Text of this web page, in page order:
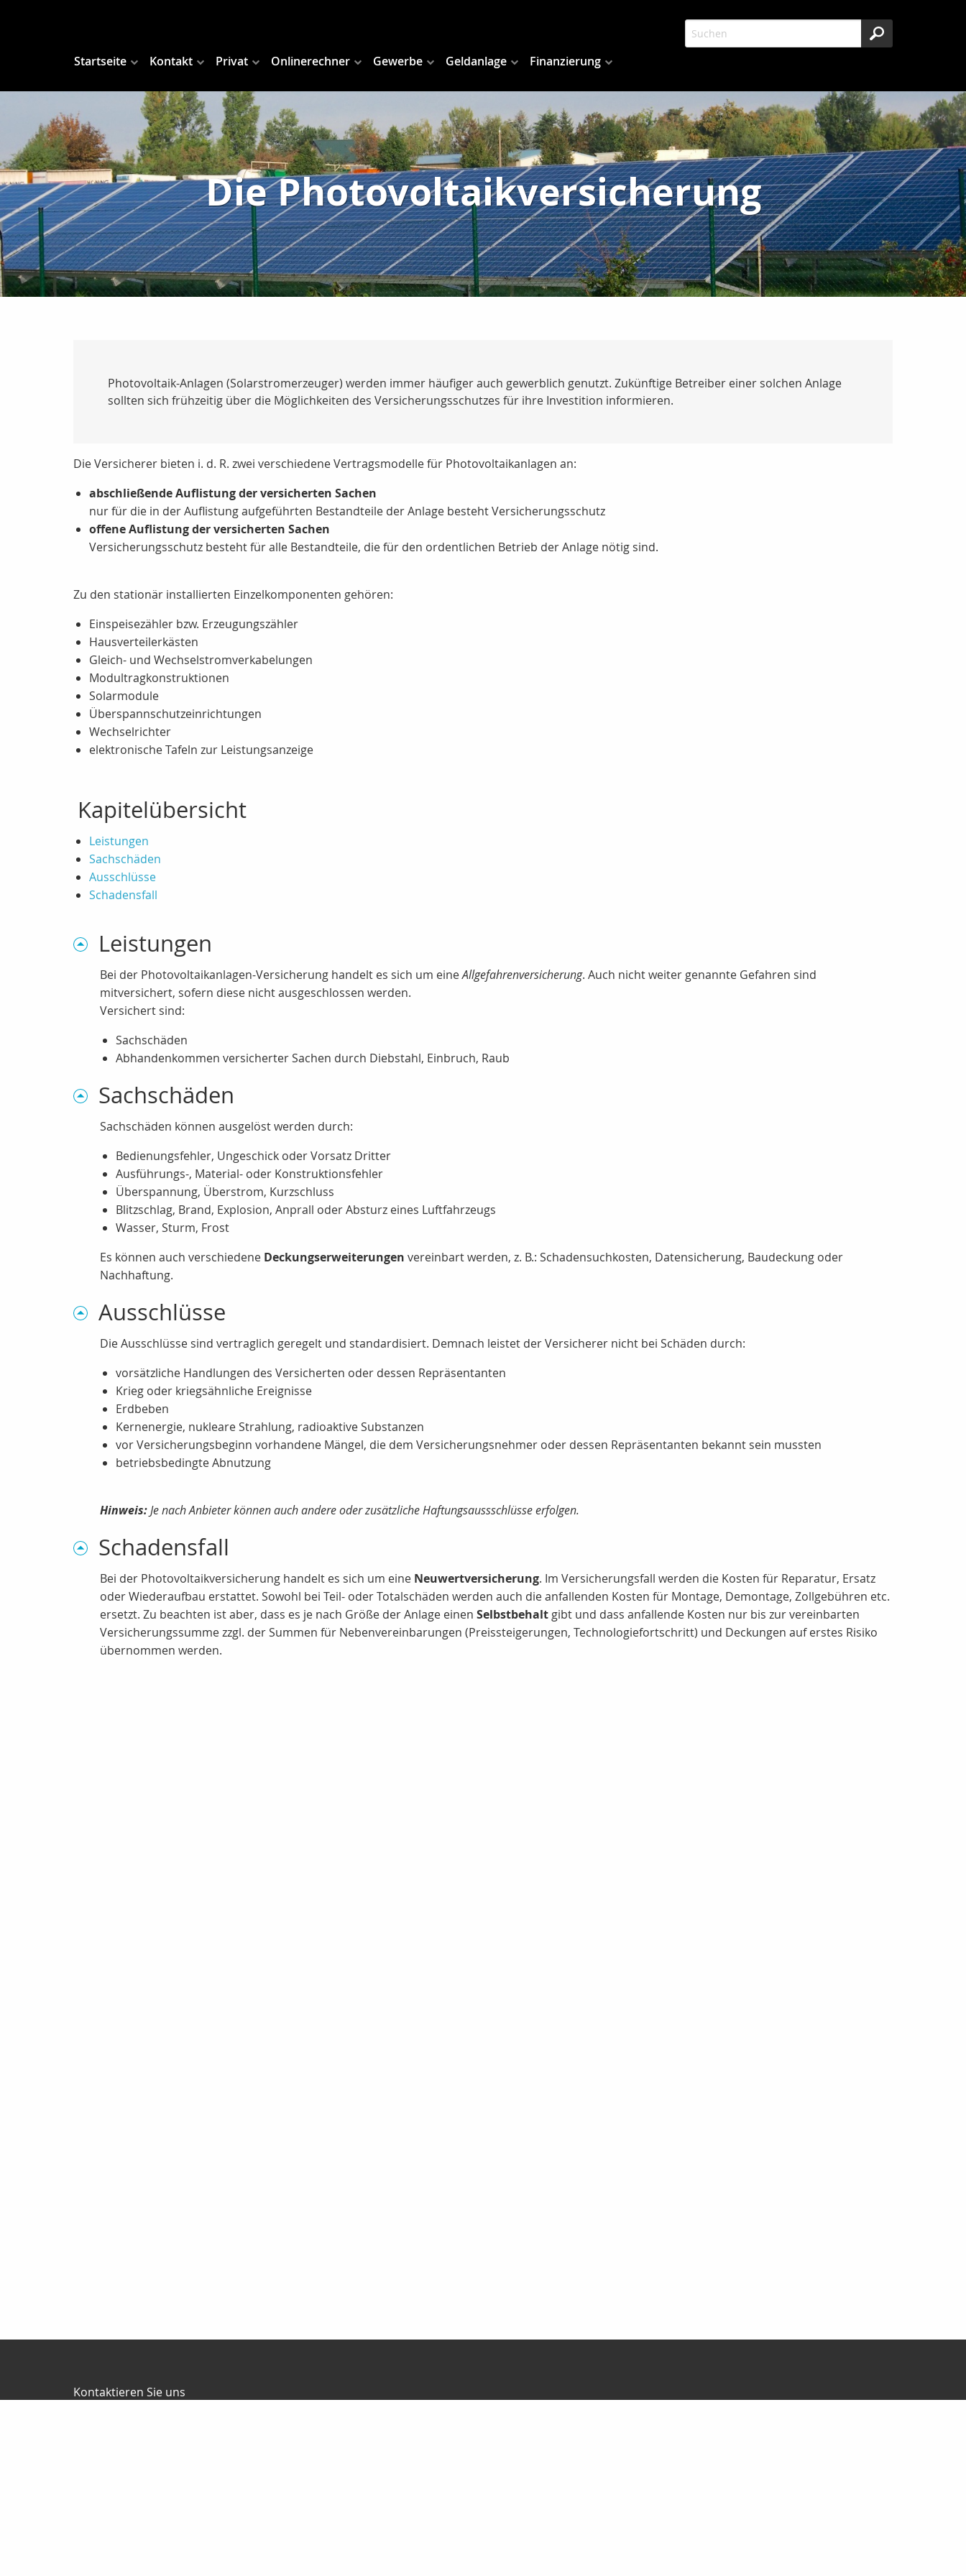
Startseite Kontakt Privat Onlinerechner Gewerbe Geldanlage Finanzierung
Die Photovoltaikversicherung
Photovoltaik-Anlagen (Solarstromerzeuger) werden immer häufiger auch gewerblich genutzt. Zukünftige Betreiber einer solchen Anlage
sollten sich frühzeitig über die Möglichkeiten des Versicherungsschutzes für ihre Investition informieren.
Die Versicherer bieten i. d. R. zwei verschiedene Vertragsmodelle für Photovoltaikanlagen an:
abschließende Auflistung der versicherten Sachen
nur für die in der Auflistung aufgeführten Bestandteile der Anlage besteht Versicherungsschutz
offene Auflistung der versicherten Sachen
Versicherungsschutz besteht für alle Bestandteile, die für den ordentlichen Betrieb der Anlage nötig sind.
Zu den stationär installierten Einzelkomponenten gehören:
Einspeisezähler bzw. Erzeugungszähler
Hausverteilerkästen
Gleich- und Wechselstromverkabelungen
Modultragkonstruktionen
Solarmodule
Überspannschutzeinrichtungen
Wechselrichter
elektronische Tafeln zur Leistungsanzeige
Kapitelübersicht
Leistungen
Sachschäden
Ausschlüsse
Schadensfall
Leistungen
Bei der Photovoltaikanlagen-Versicherung handelt es sich um eineAllgefahrenversicherung. Auch nicht weiter genannte Gefahren sind
mitversichert, sofern diese nicht ausgeschlossen werden.
Versichert sind:
Sachschäden
Abhandenkommen versicherter Sachen durch Diebstahl, Einbruch, Raub
Sachschäden
Sachschäden können ausgelöst werden durch:
Bedienungsfehler, Ungeschick oder Vorsatz Dritter
Ausführungs-, Material- oder Konstruktionsfehler
Überspannung, Überstrom, Kurzschluss
Blitzschlag, Brand, Explosion, Anprall oder Absturz eines Luftfahrzeugs
Wasser, Sturm, Frost
Es können auch verschiedene Deckungserweiterungen vereinbart werden, z. B.: Schadensuchkosten, Datensicherung, Baudeckung oder
Nachhaftung.
Ausschlüsse
Die Ausschlüsse sind vertraglich geregelt und standardisiert. Demnach leistet der Versicherer nicht bei Schäden durch:
vorsätzliche Handlungen des Versicherten oder dessen Repräsentanten
Krieg oder kriegsähnliche Ereignisse
Erdbeben
Kernenergie, nukleare Strahlung, radioaktive Substanzen
vor Versicherungsbeginn vorhandene Mängel, die dem Versicherungsnehmer oder dessen Repräsentanten bekannt sein mussten
betriebsbedingte Abnutzung
Hinweis:Je nach Anbieter können auch andere oder zusätzliche Haftungsaussschlüsse erfolgen.
Schadensfall
Bei der Photovoltaikversicherung handelt es sich um eine Neuwertversicherung. Im Versicherungsfall werden die Kosten für Reparatur, Ersatz
oder Wiederaufbau erstattet. Sowohl bei Teil- oder Totalschäden werden auch die anfallenden Kosten für Montage, Demontage, Zollgebühren etc.
ersetzt. Zu beachten ist aber, dass es je nach Größe der Anlage einen Selbstbehalt gibt und dass anfallende Kosten nur bis zur vereinbarten
Versicherungssumme zzgl. der Summen für Nebenvereinbarungen (Preissteigerungen, Technologiefortschritt) und Deckungen auf erstes Risiko
übernommen werden.
Kontaktieren Sie uns